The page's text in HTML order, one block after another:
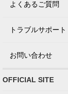
よくあるご質問
トラブルサポート
お問い合わせ
OFFICIAL SITE